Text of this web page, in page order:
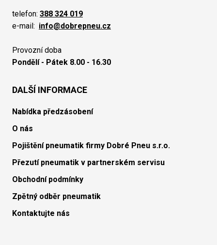
telefon: 388 324 019
e-mail: info@dobrepneu.cz
Provozní doba
Pondělí - Pátek 8.00 - 16.30
DALŠÍ INFORMACE
Nabídka předzásobení
O nás
Pojištění pneumatik firmy Dobré Pneu s.r.o.
Přezutí pneumatik v partnerském servisu
Obchodní podmínky
Zpětný odběr pneumatik
Kontaktujte nás